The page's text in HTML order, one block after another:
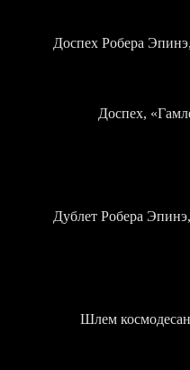
Доспех Робера
Доспех,
Дублет Робера
Шлем